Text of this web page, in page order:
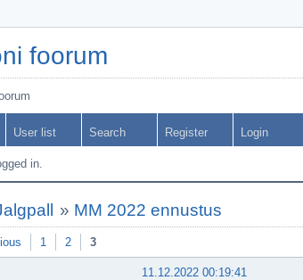
foorum
User list Search Register Login
in.
» MM 2022 ennustus
1 2 3
11.12.2022 00:19:41